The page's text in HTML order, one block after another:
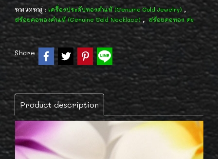
หมวดหมู่ : เครื่องประดับทองคำแท้ (Genuine Gold Jewelry) ,
สร้อยคอทองคำแท้ (Genuine Gold Necklace) , สร้อยคอทอง ค่ะ
Share
Product description